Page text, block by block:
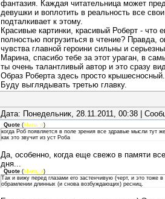
фантазия. Каждая читательница может
девушки и воплотить в реальность все
подталкивает к этому.
Красивые картинки, красивый Роберт -
полностью погрузиться в чтение? Правда,
чувства главной героини сильны и
Марина, спасибо тебе за этот ураган, в
ты очень талантливый автор и это сразу
Образ Роберта здесь просто крышесносный.
Буду выглядывать третью главку.
Дата: Понедельник, 28.11.2011, 00:38 |
Quote (Мила_я)
когда Роб появляется в поле зрения все здравые мысли тут
как это звучит из уст Роба
Да, особенно, когда еще свежо в памяти
дня...
Quote (Мила_я)
Так и вижу перед глазами его застенчивую (черт, и это тоже
обрамлении длинных (и снова возбуждающих) ресниц.